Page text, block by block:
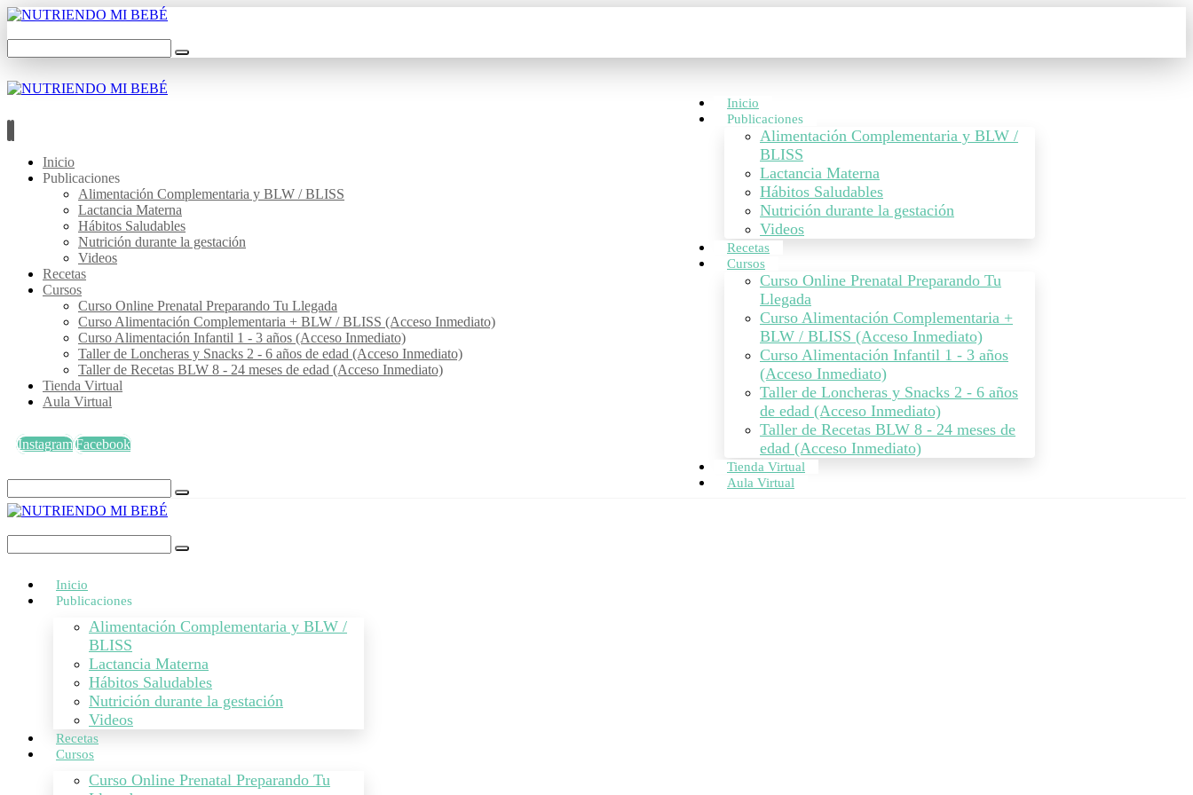
Inicio
Publicaciones
Alimentación Complementaria y BLW /
BLISS
Lactancia Materna
Hábitos Saludables
Nutrición durante la gestación
Videos
Recetas
Cursos
Curso Online Prenatal Preparando Tu
Llegada
Curso Alimentación Complementaria +
BLW / BLISS (Acceso Inmediato)
Curso Alimentación Infantil 1 - 3 años
(Acceso Inmediato)
Taller de Loncheras y Snacks 2 - 6 años
de edad (Acceso Inmediato)
Taller de Recetas BLW 8 - 24 meses de
edad (Acceso Inmediato)
Tienda Virtual
Aula Virtual
Inicio
Publicaciones
Alimentación Complementaria y BLW / BLISS
Lactancia Materna
Hábitos Saludables
Nutrición durante la gestación
Videos
Recetas
Cursos
Curso Online Prenatal Preparando Tu Llegada
Curso Alimentación Complementaria + BLW / BLISS (Acceso Inmediato)
Curso Alimentación Infantil 1 - 3 años (Acceso Inmediato)
Taller de Loncheras y Snacks 2 - 6 años de edad (Acceso Inmediato)
Taller de Recetas BLW 8 - 24 meses de edad (Acceso Inmediato)
Tienda Virtual
Aula Virtual
InstagramFacebook
Inicio
Publicaciones
Alimentación Complementaria y BLW /
BLISS
Lactancia Materna
Hábitos Saludables
Nutrición durante la gestación
Videos
Recetas
Cursos
Curso Online Prenatal Preparando Tu